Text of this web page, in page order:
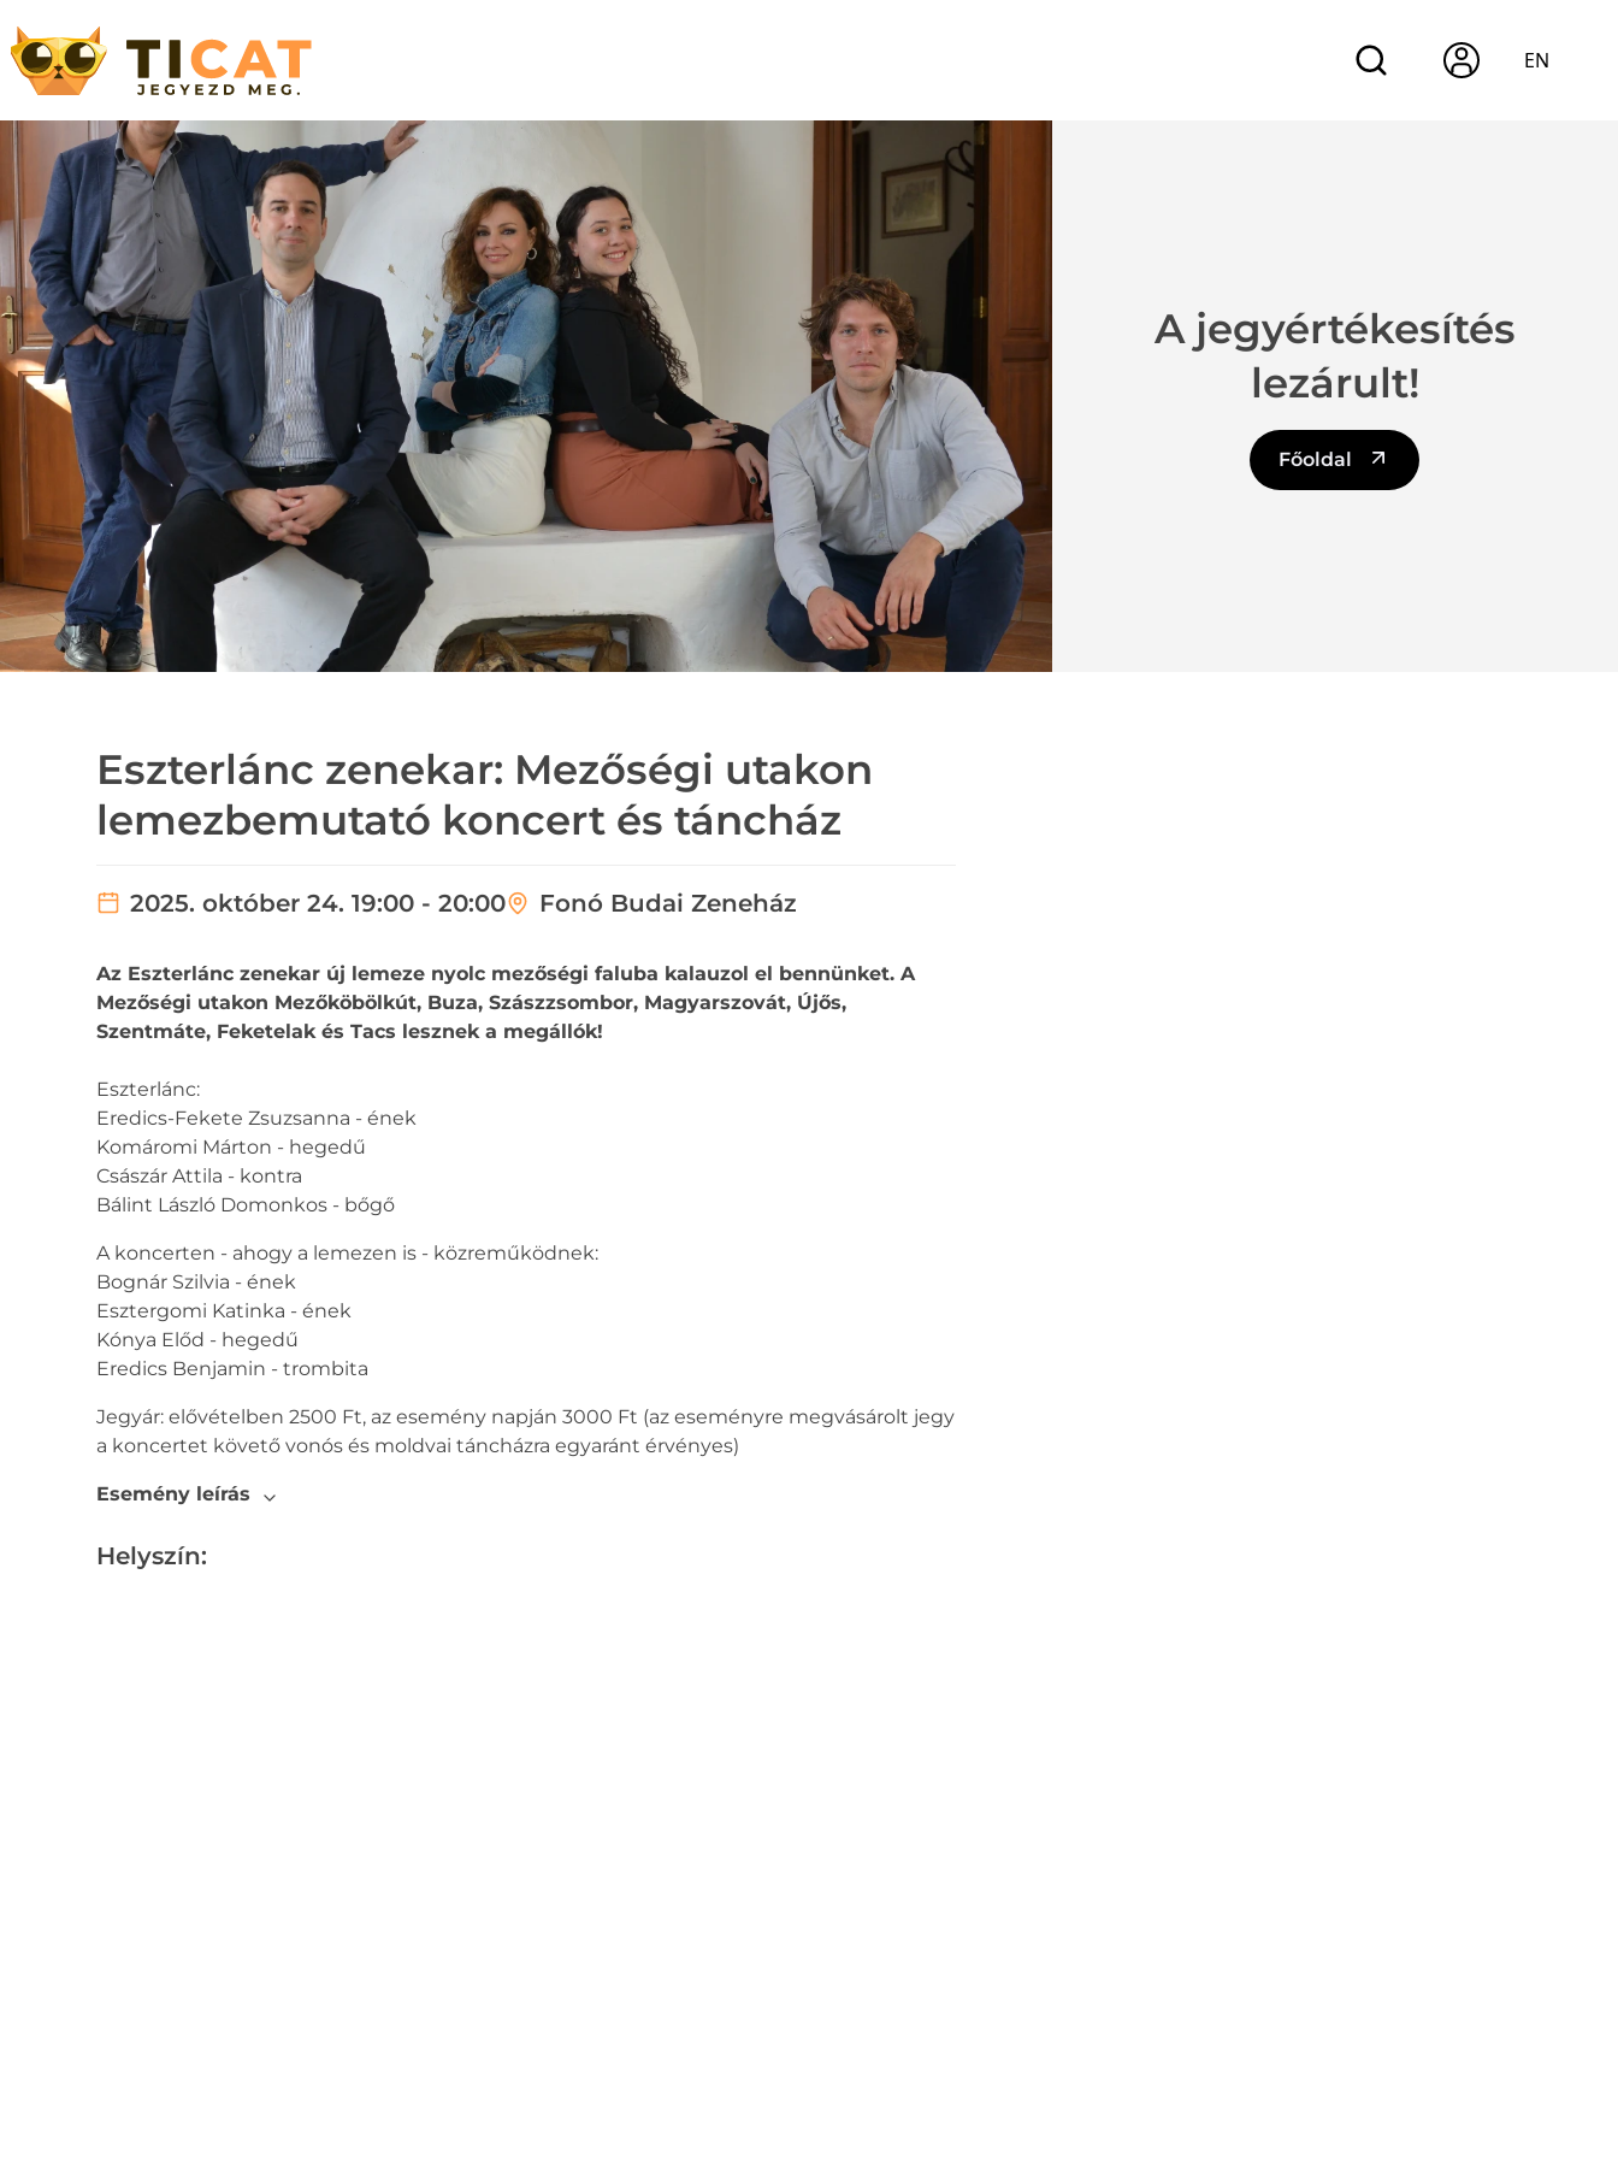
EN
Eszterlánc zenekar: Mezőségi utakon
lemezbemutató koncert és táncház
2025. október 24. 19:00 - 20:00 Fonó Budai Zeneház
A jegyértékesítés
lezárult!
Főoldal
Az Eszterlánc zenekar új lemeze nyolc mezőségi faluba kalauzol el bennünket. A
Mezőségi utakon Mezőköbölkút, Buza, Szászzsombor, Magyarszovát, Újős,
Szentmáte, Feketelak és Tacs lesznek a megállók!
Eszterlánc:
Eredics-Fekete Zsuzsanna - ének
Komáromi Márton - hegedű
Császár Attila - kontra
Bálint László Domonkos - bőgő
A koncerten - ahogy a lemezen is - közreműködnek:
Bognár Szilvia - ének
Esztergomi Katinka - ének
Kónya Előd - hegedű
Eredics Benjamin - trombita
Jegyár: elővételben 2500 Ft, az esemény napján 3000 Ft (az eseményre megvásárolt jegy
a koncertet követő vonós és moldvai táncházra egyaránt érvényes)
Esemény leírás
Helyszín: